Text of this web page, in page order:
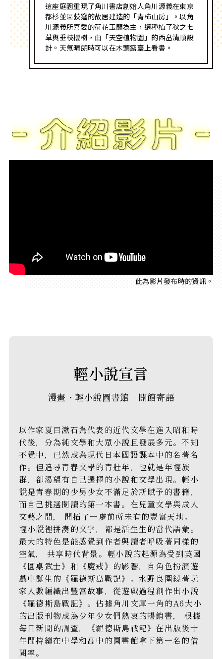
這座庭園重現了角川書店創始人角川源義在東京
都杉並區荻窪的故居建造的「青柿山房」。以角
川源義所喜愛的荷花玉蘭為主，還種植了秋之七
草與垂枝櫻樹，由「天空植物園」的西畠清順設
計。天氣晴朗時可以在木頭露臺上看書。
此為影片發布時的資訊。
輕小說宣言
漫畫・輕小說圖書館 開館寄語
以作家夏目漱石為代表的近代文學在進入昭和時
代後，分為純文學和大眾小說且發展多元。不知
不覺中，已然成為現代日本國語課本中的名著名
作。但追尋青春文學的青壯年，也就是年輕族
群，卻渴望有自己選擇的小說和文學出現。輕小
說是青春期的少男少女不滿足於所賦予的書籍，
而自己挑選閱讀的第一本書。在兒童文學與成人
文藝之間， 開拓了一處前所未有的豐富天地。
輕小說裡拼湊的文字，都是活生生的當代語彙。
最大的特色是能感覺到作者與讀者呼吸著同樣的
空氣， 共享時代背景。輕小說的起源為受到英國
《圓桌武士》和《魔戒》的影響，自角色扮演遊
戲中誕生的《羅德斯島戰記》。水野良圍繞著玩
家人數編織出豐富故事，從遊戲過程創作出小說
《羅德斯島戰記》。佔據角川文庫一角的A6大小
的出版刊物成為少年少女們熱衷的暢銷書， 根據
每日新聞的調查，《羅德斯島戰記》在出版後十
年間持續在中學和高中的圖書館拿下第一名的借
閱率。